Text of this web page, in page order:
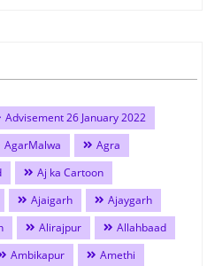
Advisement 26 January 2022
AgarMalwa
Agra
Aj ka Cartoon
Ajaigarh
Ajaygarh
Alirajpur
Allahbaad
Ambikapur
Amethi